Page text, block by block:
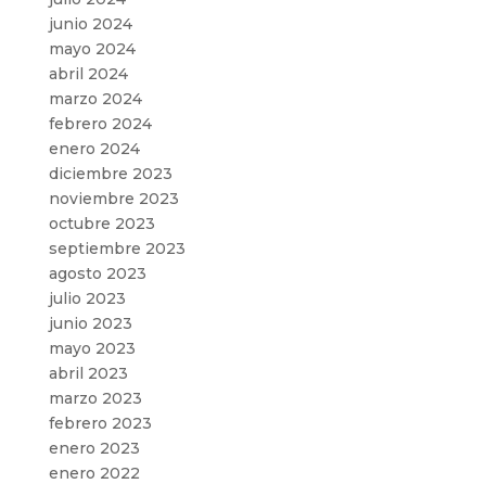
junio 2024
mayo 2024
abril 2024
marzo 2024
febrero 2024
enero 2024
diciembre 2023
noviembre 2023
octubre 2023
septiembre 2023
agosto 2023
julio 2023
junio 2023
mayo 2023
abril 2023
marzo 2023
febrero 2023
enero 2023
enero 2022